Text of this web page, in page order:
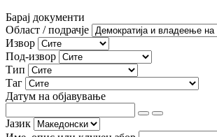
Барај документи
Област / подрачје
Извор
Под-извор
Тип
Таг
Датум на објавување
Јазик